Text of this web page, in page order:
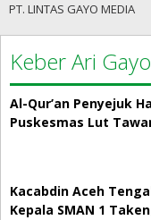
PT. LINTAS GAYO MEDIA
Keber Ari Gayo
Al-Qur’an Penyejuk
Puskesmas Lut
Kacabdin Aceh
Kepala SMAN 1